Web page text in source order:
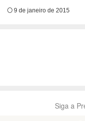
9 de janeiro de 2015
Siga a